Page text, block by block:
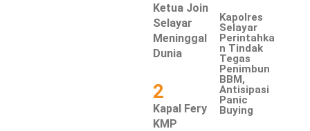
Kapolres
Selayar
Perintahka
n Tindak
Tegas
Penimbun
BBM,
Antisipasi
Panic
Buying
Ketua Join
Selayar
Meninggal
Dunia
2
Kapal Fery
KMP